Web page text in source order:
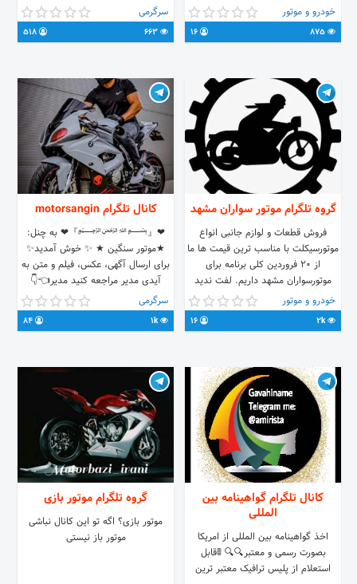
خودرو و موتور
سرگرمی
گروه تلگرام موتور سواران مشهد
فروش قطعات و لوازم جانبی انواع
موتورسیکلت با مناسب ترین قیمت ها ما
از ۲۰ فروردین کلی برنامه برای
موتورسواران مشهد داریم. لفت ندید
منتظر باشید... #موتورسیکلت
#موتورسوار #مشهد
#موتورسواران_مشهد
خودرو و موتور
2k
کانال تلگرام motorsangin
❤『﷽』❤ به چنل:
★موتور سنگین ★ ✨ خوش آمدید✨
برای ارسال آگهی، عکس، فیلم و متن به
آیدی مدیر مراجعه کنید مدیر👈👇
@motorsangin_2 #آگهی 📰 #پروفایل
😎 #عکس 🎑 #فیلم 🎥 #متن 📝 اینم
لینک چنل ✨✨👇👇✨
سرگرمی
1k
کانال تلگرام گواهینامه بین
المللی
اخذ گواهینامه بین المللی از امریکا
بصورت رسمی و معتبر🔍🔍 🚦قابل
استعلام از پلیس ترافیک معتبر ترین
گروه تلگرام موتور بازی
موتور بازی؟ اگه تو این کانال نباشی
موتور باز نیستی